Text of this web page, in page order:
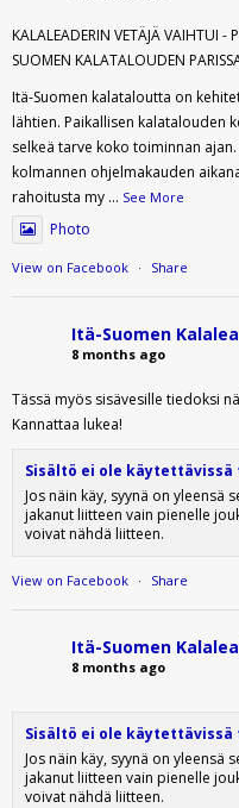
KALALEADERIN VETÄJÄ VAIHTUI -
SUOMEN KALATALOUDEN
Itä-Suomen kalataloutta on
lähtien. Paikallisen kalatalouden
selkeä tarve koko toiminnan
kolmannen ohjelmakauden
rahoitusta my ... See More
Photo
View on Facebook · Share
Itä-Suomen
8 months ago
Tässä myös sisävesille tiedoksi
Kannattaa lukea!
Sisältö ei ole
Jos näin käy, syynä on
jakanut liitteen vain pienelle
voivat nähdä liitteen.
View on Facebook · Share
Itä-Suomen
8 months ago
Sisältö ei ole
Jos näin käy, syynä on
jakanut liitteen vain pienelle
voivat nähdä liitteen.